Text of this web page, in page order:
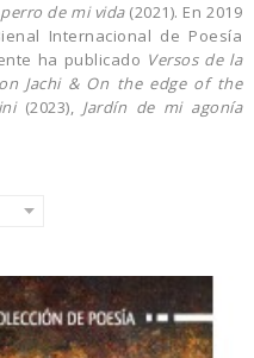
de mi vida(2021). En 2019
Internacional de Poesía
ha publicado Versos de la
Jachi & On the edge of the
(2023), Jardín de mi agonía